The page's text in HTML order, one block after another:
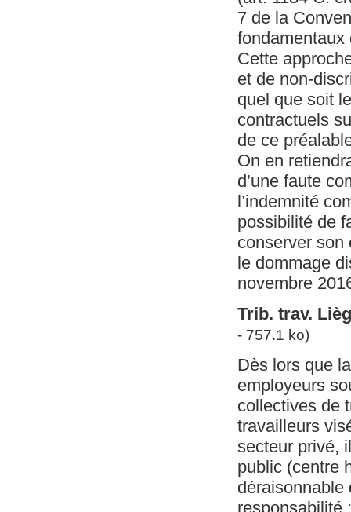
7 de la
fondamentaux
Cette
et de non-
quel que soit
contractuels
de ce
On en
d’une faute
l’indemnité
possibilité de
conserver son
le dommage
novembre
Trib. trav.
- 757.1 ko)
Dès lors que
employeurs
collectives de
travailleurs
secteur privé,
public (centre
déraisonnable
responsabilité